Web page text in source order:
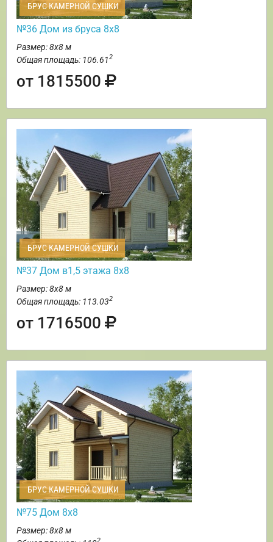
БРУС КАМЕРНОЙ СУШКИ
№36 Дом из бруса 8х8
Размер: 8х8 м
Общая площадь: 106.612
от 1815500
БРУС КАМЕРНОЙ СУШКИ
№37 Дом в1,5 этажа 8х8
Размер: 8х8 м
Общая площадь: 113.032
от 1716500
БРУС КАМЕРНОЙ СУШКИ
№75 Дом 8х8
Размер: 8х8 м